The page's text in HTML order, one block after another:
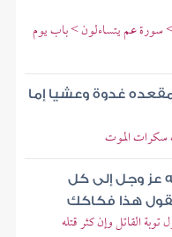
سورة عم يتساءلون > باب يوم
غدوة وعشيا إما
سكرات الموت
عز وجل إلى كل
هذا فكاكك
القاتل وإن كثر قتله